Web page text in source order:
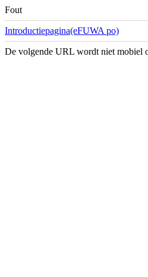
Fout
Introductiepagina(eFUWA po)
De volgende URL wordt niet mobiel